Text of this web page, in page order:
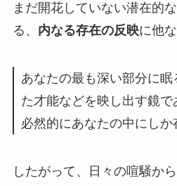
まだ開花していない潜在的
る、 内なる存在の反映に他
あなたの最も深い部分に
た才能などを映し出す鏡
必然的にあなたの中にしか
したがって、日々の喧騒か